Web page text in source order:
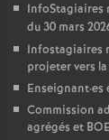
InfoStagiaires
du 30 mars
Infostagiaires
projeter vers
Enseignant·es
Commission
agrégés et BOE